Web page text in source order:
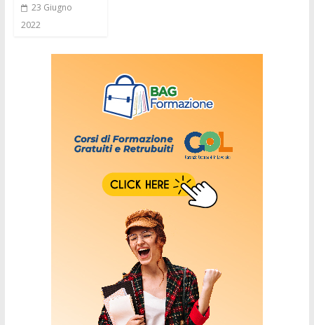
23 Giugno
2022